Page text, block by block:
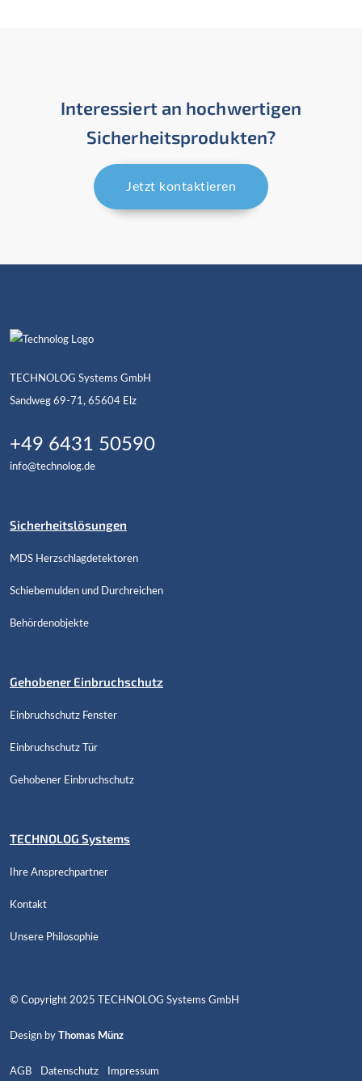
Interessiert an hochwertigen
Sicherheitsprodukten?
Jetzt kontaktieren
TECHNOLOG Systems GmbH
Sandweg 69-71, 65604 Elz
+49 6431 50590
info@technolog.de
Sicherheitslösungen
MDS Herzschlagdetektoren
Schiebemulden und Durchreichen
Behördenobjekte
Gehobener Einbruchschutz
Einbruchschutz Fenster
Einbruchschutz Tür
Gehobener Einbruchschutz
TECHNOLOG Systems
Ihre Ansprechpartner
Kontakt
Unsere Philosophie
© Copyright 2025 TECHNOLOG Systems GmbH
Design by Thomas Münz
AGB Datenschutz Impressum